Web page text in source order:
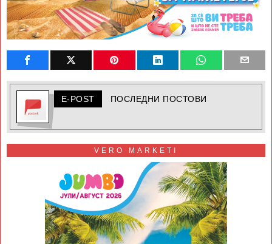
E-POST ПОСЛЕДНИ ПОСТОВИ
VERO MARKETI